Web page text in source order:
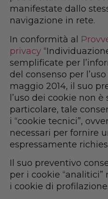
manifestate dallo
navigazione in rete.
In conformità al
privacy
semplificate per
del consenso per
maggio 2014, il suo
l’uso dei cookie non
particolare, tale
i “cookie tecnici”,
necessari per fornire
espressamente
Il suo preventivo
per i cookie
i cookie di profilazione.